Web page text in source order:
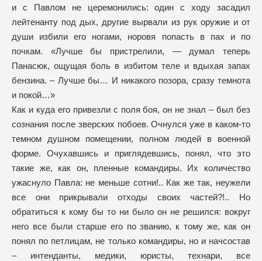
и с Павлом не церемонились: один с ходу засадил
лейтенанту под дых, другие вырвали из рук оружие и от
души избили его ногами, норовя попасть в пах и по
почкам. «Лучше бы пристрелили, — думал теперь
Панасюк, ощущая боль в избитом теле и вдыхая запах
бензина. – Лучше бы… И никакого позора, сразу темнота
и покой…»
Как и куда его привезли с поля боя, он не знал – был без
сознания после зверских побоев. Очнулся уже в каком-то
темном душном помещении, полном людей в военной
форме. Очухавшись и приглядевшись, понял, что это
такие же, как он, пленные командиры. Их количество
ужаснуло Павла: не меньше сотни!.. Как же так, неужели
все они прикрывали отходы своих частей?!.. Но
обратиться к кому бы то ни было он не решился: вокруг
него все были старше его по званию, к тому же, как он
понял по петлицам, не только командиры, но и начсостав
– интенданты, медики, юристы, технари, все